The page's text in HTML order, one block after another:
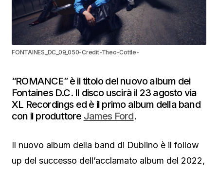
FONTAINES_DC_09_050-Credit-Theo-Cottle-
“ROMANCE” è il titolo del nuovo album dei
Fontaines D.C. Il disco uscirà il 23 agosto via
XL Recordings ed è il primo album della band
con il produttore James Ford.
Il nuovo album della band di Dublino è il follow
up del successo dell’acclamato album del 2022,